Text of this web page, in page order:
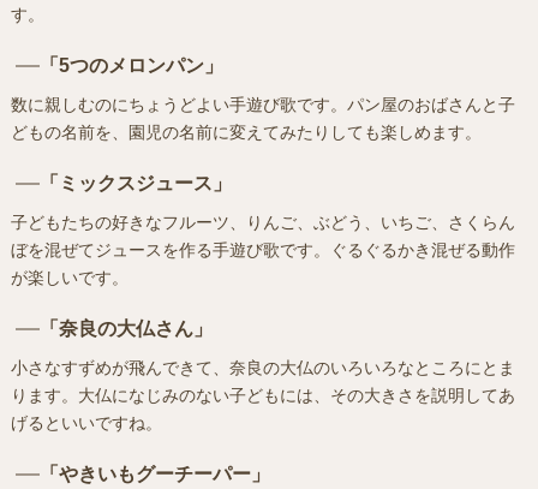
す。
「5つのメロンパン」
数に親しむのにちょうどよい手遊び歌です。パン屋のおばさんと子
どもの名前を、園児の名前に変えてみたりしても楽しめます。
「ミックスジュース」
子どもたちの好きなフルーツ、りんご、ぶどう、いちご、さくらん
ぼを混ぜてジュースを作る手遊び歌です。ぐるぐるかき混ぜる動作
が楽しいです。
「奈良の大仏さん」
小さなすずめが飛んできて、奈良の大仏のいろいろなところにとま
ります。大仏になじみのない子どもには、その大きさを説明してあ
げるといいですね。
「やきいもグーチーパー」